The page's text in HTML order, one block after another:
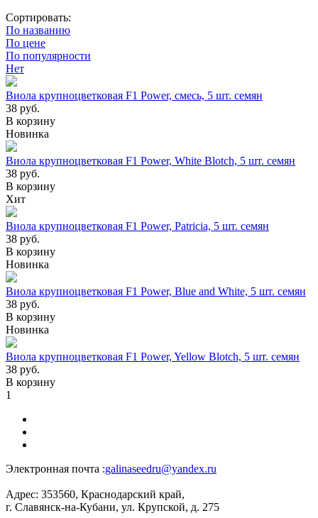
Сортировать:
По названию
По цене
По популярности
Нет
Виола крупноцветковая F1 Power, смесь, 5 шт. семян
38 руб.
В корзину
Новинка
Виола крупноцветковая F1 Power, White Blotch, 5 шт. семян
38 руб.
В корзину
Хит
Виола крупноцветковая F1 Power, Patricia, 5 шт. семян
38 руб.
В корзину
Новинка
Виола крупноцветковая F1 Power, Blue and White, 5 шт. семян
38 руб.
В корзину
Новинка
Виола крупноцветковая F1 Power, Yellow Blotch, 5 шт. семян
38 руб.
В корзину
1
Электронная почта :galinaseedru@yandex.ru
Адрес: 353560, Краснодарский край,
г. Славянск-на-Кубани, ул. Крупской, д. 275